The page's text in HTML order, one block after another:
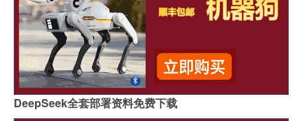
DeepSeek全套部署资料免费下载